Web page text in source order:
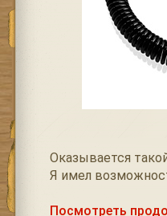
Оказывается
Я имел
Посмотреть